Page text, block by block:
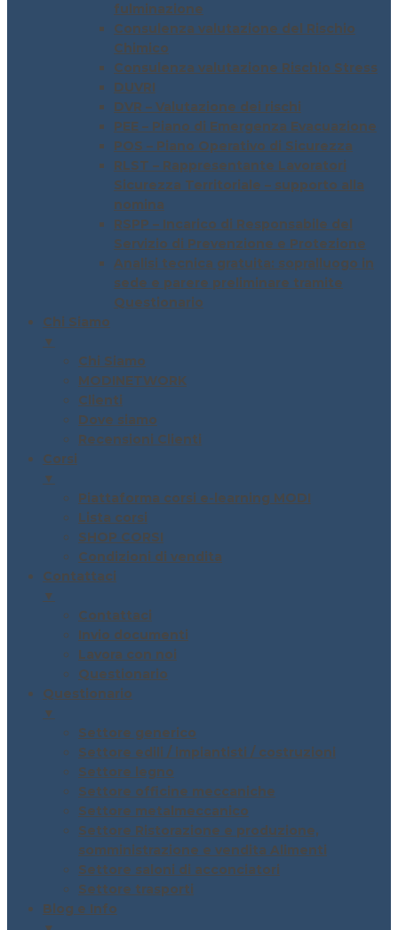
fulminazione
Consulenza valutazione del Rischio
Chimico
Consulenza valutazione Rischio Stress
DUVRI
DVR – Valutazione dei rischi
PEE – Piano di Emergenza Evacuazione
POS – Piano Operativo di Sicurezza
RLST – Rappresentante Lavoratori
Sicurezza Territoriale – supporto alla
nomina
RSPP – Incarico di Responsabile del
Servizio di Prevenzione e Protezione
Analisi tecnica gratuita: sopralluogo in
sede e parere preliminare tramite
Questionario
Chi Siamo
▼
Chi Siamo
MODINETWORK
Clienti
Dove siamo
Recensioni Clienti
Corsi
▼
Piattaforma corsi e-learning MODI
Lista corsi
SHOP CORSI
Condizioni di vendita
Contattaci
▼
Contattaci
Invio documenti
Lavora con noi
Questionario
Questionario
▼
Settore generico
Settore edili / impiantisti / costruzioni
Settore legno
Settore officine meccaniche
Settore metalmeccanico
Settore Ristorazione e produzione,
somministrazione e vendita Alimenti
Settore saloni di acconciatori
Settore trasporti
Blog e Info